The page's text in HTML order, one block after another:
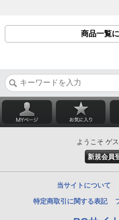
商品一覧
ようこそ ゲ
新規会員
当サイトについて
特定商取引に関する表記